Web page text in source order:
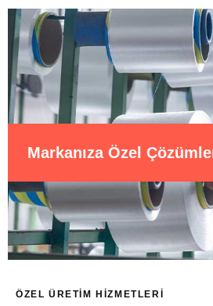
Markanıza Özel
ÖZEL ÜRETIM HIZMETLERI